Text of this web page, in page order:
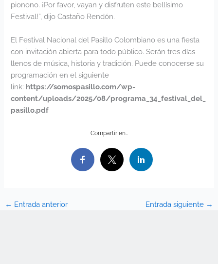
pionono. ¡Por favor, vayan y disfruten este bellísimo
Festival!”, dijo Castaño Rendón.
El Festival Nacional del Pasillo Colombiano es una fiesta
con invitación abierta para todo público. Serán tres días
llenos de música, historia y tradición. Puede conocerse su
programación en el siguiente
link: https://somospasillo.com/wp-
content/uploads/2025/08/programa_34_festival_del_
pasillo.pdf
Compartir en…
← Entrada anterior Entrada siguiente →